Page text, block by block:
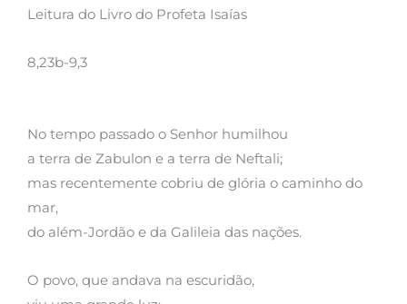
Leitura do Livro do Profeta Isaías
8,23b-9,3
No tempo passado o Senhor humilhou
a terra de Zabulon e a terra de Neftali;
mas recentemente cobriu de glória o caminho do
mar,
do além-Jordão e da Galileia das nações.
O povo, que andava na escuridão,